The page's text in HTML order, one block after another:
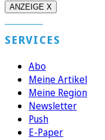
ANZEIGE X
SERVICES
Abo
Meine Artikel
Meine Region
Newsletter
Push
E-Paper